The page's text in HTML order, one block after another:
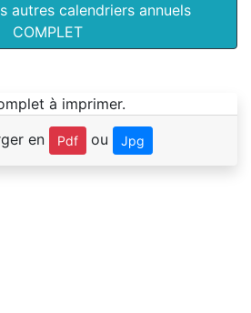
autres calendriers annuels
COMPLET
en Pdf ou Jpg